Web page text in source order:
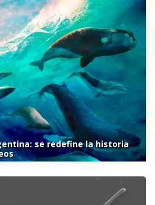
se redefine la historia